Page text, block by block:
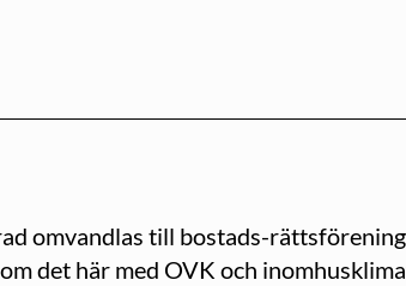
omvandlas till bostads-
det här med OVK och